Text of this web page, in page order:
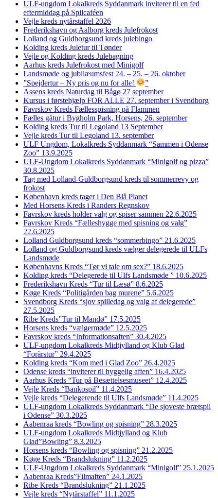
ULF-ungdom Lokalkreds Syddanmark inviterer til en fed
eftermiddag på Spilcaféen
Vejle kreds nytårstaffel 2026
Frederikshavn og Aalborg kreds Julefrokost
Lolland og Guldborgsund kreds julebingo
Kolding kreds Juletur til Tønder
Vejle og Kolding kreds Julebagning
Aarhus kreds Julefrokost med Minigolf
Landsmøde og jubilæumsfest 24. – 25. – 26. oktober
”Spejdertur – Ny pris og nu for alle!
”
Assens kreds Naturdag til Bågø 27 september
Kursus i førstehjælp FOR ALLE 27. september i Svendborg
Favrskov Kreds Fællesspisning på Flammen
Fælles gåtur i Bygholm Park, Horsens, 26. september
Kolding kreds Tur til Legoland 13 September
Vejle kreds Tur til Legoland 13. september
ULF Ungdom, Lokalkreds Syddanmark “Sammen i Odense
Zoo” 13.9.2025
ULF-Ungdom Lokalkreds Syddanmark “Minigolf og pizza”
30.8.2025
Tag med Lolland-Guldborgsund kreds til sommerrevy og
frokost
København kreds tager i Den Blå Planet
Med Horsens Kreds i Randers Regnskov
Favrskov kreds holder valg og spiser sammen 22.6.2025
Favrskov Kreds “Fælleshygge med spisning og valg”
22.6.2025
Lolland Guldborgsund kreds “sommerbingo” 21.6.2025
Lolland og Guldborgsund kreds vælger delegerede til ULFs
Landsmøde
Københavns Kreds “Tør vi tale om sex?” 18.6.2025
Kolding kreds “Delegerede til Ulfs Landsmøde ” 10.6.2025
Frederikshavn Kreds “Tur til Læsø” 8.6.2025
Køge Kreds “Politigården bag murene” 5.6.2025
Svendborg Kreds “sjov spilledag og valg af delegerede”
27.5.2025
Ribe Kreds”Tur til Mandø” 17.5.2025
Horsens kreds “vælgermøde” 12.5.2025
Favrskov kreds “Informationsaften” 30.4.2025
ULF-ungdom Lokalkreds Midtjylland og Klub Glad
“Forårstur” 29.4.2025
Kolding kreds “Kom med i Glad Zoo” 26.4.2025
Odense kreds “inviterer til hyggelig aften” 16.4.2025
Aarhus Kreds “Tur på Besættelsesmuseet” 12.4.2025
Vejle Kreds “Bankospil” 11.4.2025
Vejle kreds “Delegerende til Ulfs Landsmøde” 11.4.2025
ULF-ungdom Lokalkreds Syddanmark “De sjoveste brætspil
i Odense” 30.3.2025
Aabenraa kreds “Bowling og spisning” 28.3.2025
ULF-ungdom Lokalkreds Midtjylland og Klub
Glad”Bowling” 8.3.2025
Horsens kreds “Bowling og spisning” 21.2.2025
Køge Kreds “Brandslukning” 11.2.2025
ULF-Ungdom Lokalkreds Syddanmark “Minigolf” 25.1.2025
Aabenraa Kreds”Filmaften” 24.1.2025
Ribe Kreds “Brandslukning” 21.1.2025
Vejle kreds “Nytårstaffel” 11.1.2025